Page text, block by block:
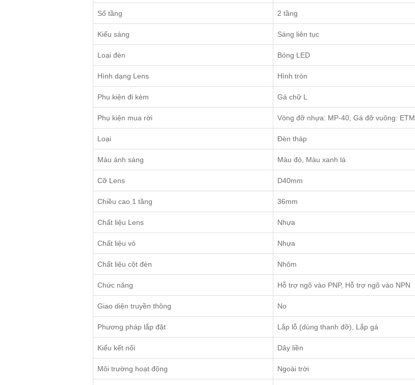
Số tầng 2 tầng
Kiểu sáng Sáng liên tục
Loại đèn Bóng LED
Hình dạng Lens Hình tròn
Phụ kiện đi kèm Gá chữ L
Phụ kiện mua rời Vòng đỡ nhựa: MP-40, Gá đỡ vuông: ETM
Loại Đèn tháp
Màu ánh sáng Màu đỏ, Màu xanh lá
Cỡ Lens D40mm
Chiều cao 1 tầng 36mm
Chất liệu Lens Nhựa
Chất liệu vỏ Nhựa
Chất liệu cột đèn Nhôm
Chức năng Hỗ trợ ngõ vào PNP, Hỗ trợ ngõ vào NPN
Giao diện truyền thông No
Phương pháp lắp đặt Lắp lỗ (dùng thanh đỡ), Lắp gá
Kiểu kết nối Dây liền
Môi trường hoạt động Ngoài trời